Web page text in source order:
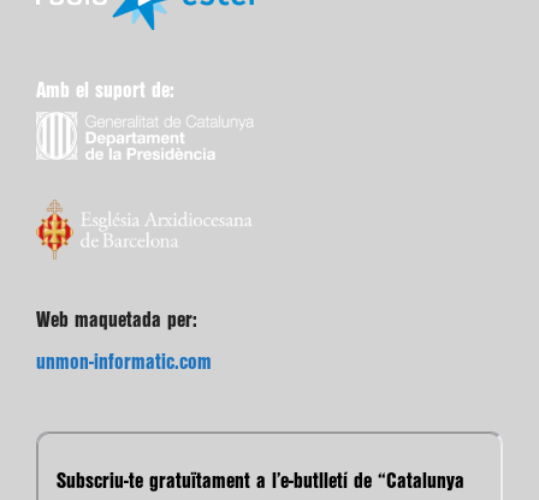
Amb el suport de:
Web maquetada per:
unmon-informatic.com
Subscriu-te gratuïtament a l’e-butlletí de “Catalunya